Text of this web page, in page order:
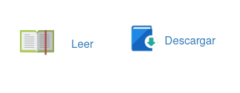
Leer Descargar